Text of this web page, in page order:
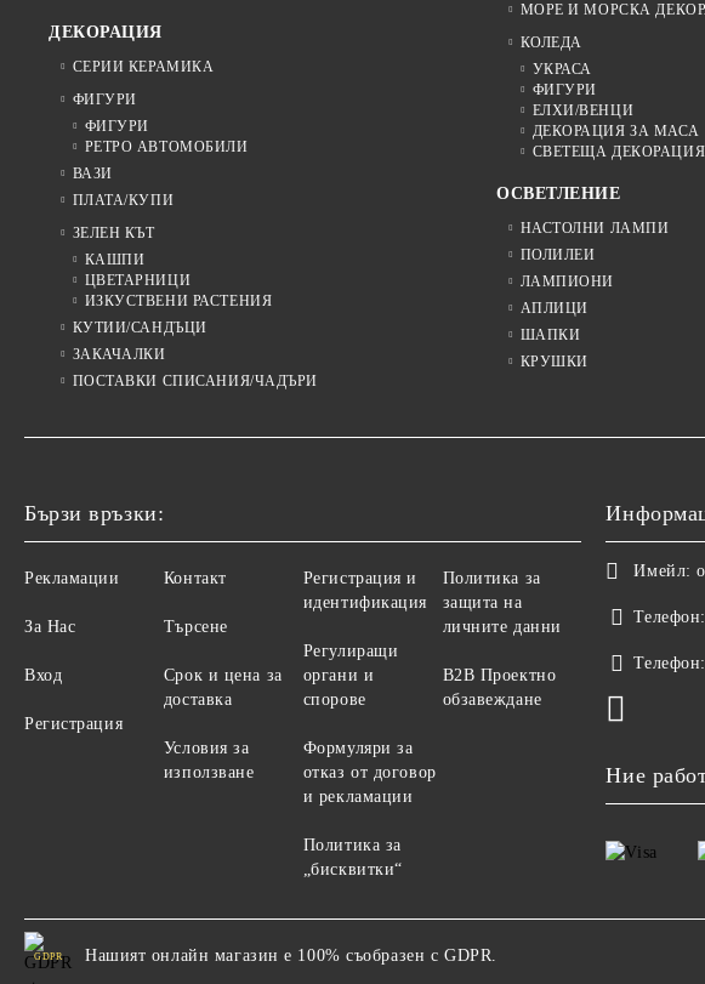
ДЕКОРАЦИЯ
СЕРИИ КЕРАМИКА
ФИГУРИ
ФИГУРИ
РЕТРО АВТОМОБИЛИ
ВАЗИ
ПЛАТА/КУПИ
ЗЕЛЕН КЪТ
КАШПИ
ЦВЕТАРНИЦИ
ИЗКУСТВЕНИ РАСТЕНИЯ
КУТИИ/САНДЪЦИ
ЗАКАЧАЛКИ
ПОСТАВКИ СПИСАНИЯ/ЧАДЪРИ
МОРЕ И МОРСКА
КОЛЕДА
УКРАСА
ФИГУРИ
ЕЛХИ/ВЕНЦИ
ДЕКОРАЦИЯ ЗА МАСА
СВЕТЕЩА ДЕКОРАЦИЯ
ОСВЕТЛЕНИЕ
НАСТОЛНИ ЛАМПИ
ПОЛИЛЕИ
ЛАМПИОНИ
АПЛИЦИ
ШАПКИ
КРУШКИ
Бързи връзки:
Рекламации
За Нас
Вход
Регистрация
Контакт
Търсене
Срок и цена за
доставка
Условия за
използване
Регистрация и
идентификация
Регулиращи
органи и
спорове
Формуляри за
отказ от договор
и рекламации
Политика за
„бисквитки“
Политика за
защита на
личните данни
B2B Проектно
обзавеждане
Имейл:
Телефон:
Телефон:
Ние
GDPR Нашият онлайн магазин е 100% съобразен с GDPR.